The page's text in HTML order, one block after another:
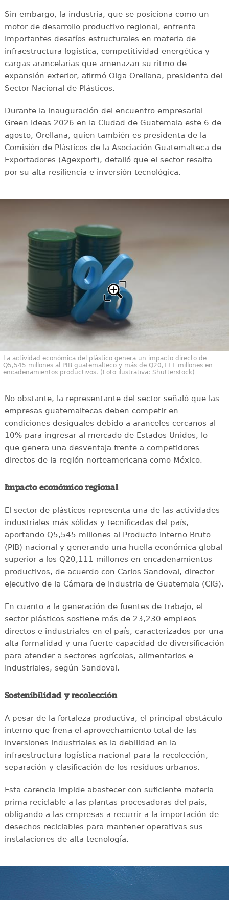
Sin embargo, la industria, que se posiciona como un
motor de desarrollo productivo regional, enfrenta
importantes desafíos estructurales en materia de
infraestructura logística, competitividad energética y
cargas arancelarias que amenazan su ritmo de
expansión exterior, afirmó Olga Orellana, presidenta del
Sector Nacional de Plásticos.
Durante la inauguración del encuentro empresarial
Green Ideas 2026 en la Ciudad de Guatemala este 6 de
agosto, Orellana, quien también es presidenta de la
Comisión de Plásticos de la Asociación Guatemalteca de
Exportadores (Agexport), detalló que el sector resalta
por su alta resiliencia e inversión tecnológica.
La actividad económica del plástico genera un impacto directo de
Q5,545 millones al PIB guatemalteco y más de Q20,111 millones en
encadenamientos productivos. (Foto ilustrativa: Shutterstock)
No obstante, la representante del sector señaló que las
empresas guatemaltecas deben competir en
condiciones desiguales debido a aranceles cercanos al
10% para ingresar al mercado de Estados Unidos, lo
que genera una desventaja frente a competidores
directos de la región norteamericana como México.
Impacto económico regional
El sector de plásticos representa una de las actividades
industriales más sólidas y tecnificadas del país,
aportando Q5,545 millones al Producto Interno Bruto
(PIB) nacional y generando una huella económica global
superior a los Q20,111 millones en encadenamientos
productivos, de acuerdo con Carlos Sandoval, director
ejecutivo de la Cámara de Industria de Guatemala (CIG).
En cuanto a la generación de fuentes de trabajo, el
sector plásticos sostiene más de 23,230 empleos
directos e industriales en el país, caracterizados por una
alta formalidad y una fuerte capacidad de diversificación
para atender a sectores agrícolas, alimentarios e
industriales, según Sandoval.
Sostenibilidad y recolección
A pesar de la fortaleza productiva, el principal obstáculo
interno que frena el aprovechamiento total de las
inversiones industriales es la debilidad en la
infraestructura logística nacional para la recolección,
separación y clasificación de los residuos urbanos.
Esta carencia impide abastecer con suficiente materia
prima reciclable a las plantas procesadoras del país,
obligando a las empresas a recurrir a la importación de
desechos reciclables para mantener operativas sus
instalaciones de alta tecnología.